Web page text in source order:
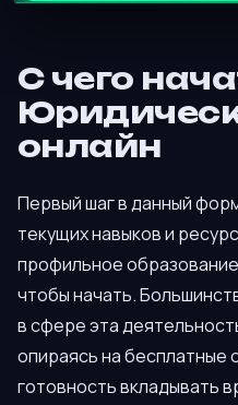
С чего
онлайн
Первый шаг в данный
текущих навыков и
профильное
чтобы начать.
в сфере эта
опираясь на
готовность вкладывать